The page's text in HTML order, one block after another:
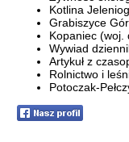
Kotlina
Grabiszyce
Kopaniec (woj.
Wywiad
Artykuł z
Rolnictwo i
Potoczak-